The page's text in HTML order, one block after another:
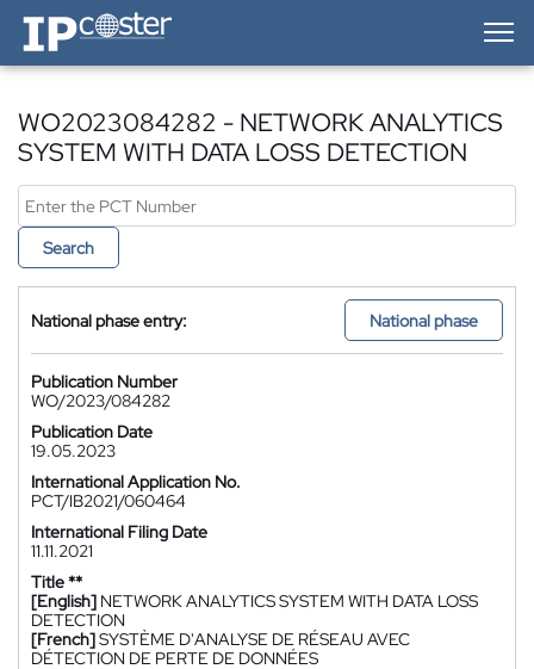
IP-Coster — Home
WO2023084282 - NETWORK ANALYTICS
SYSTEM WITH DATA LOSS DETECTION
Search
National phase entry: National phase
Publication Number
WO/2023/084282
Publication Date
19.05.2023
International Application No.
PCT/IB2021/060464
International Filing Date
11.11.2021
Title **
[English] NETWORK ANALYTICS SYSTEM WITH DATA LOSS
DETECTION
[French]SYSTÈME D'ANALYSE DE RÉSEAU AVEC
DÉTECTION DE PERTE DE DONNÉES